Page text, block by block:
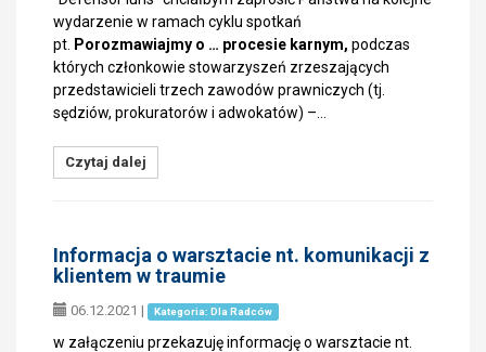
wydarzenie w ramach cyklu spotkań
pt. Porozmawiajmy o … procesie karnym, podczas
których członkowie stowarzyszeń zrzeszających
przedstawicieli trzech zawodów prawniczych (tj.
sędziów, prokuratorów i adwokatów) –…
Czytaj dalej
Informacja o warsztacie nt. komunikacji z
klientem w traumie
06.12.2021 | Kategoria: Dla Radców
w załączeniu przekazuję informację o warsztacie nt.